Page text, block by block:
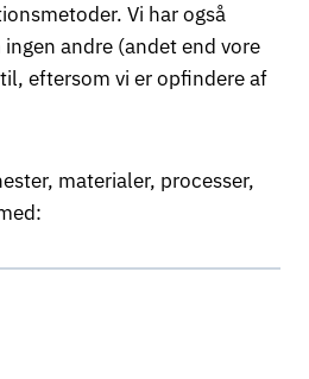
Vi har også
andre (andet end vore
eftersom vi er opfindere af
materialer, processer,